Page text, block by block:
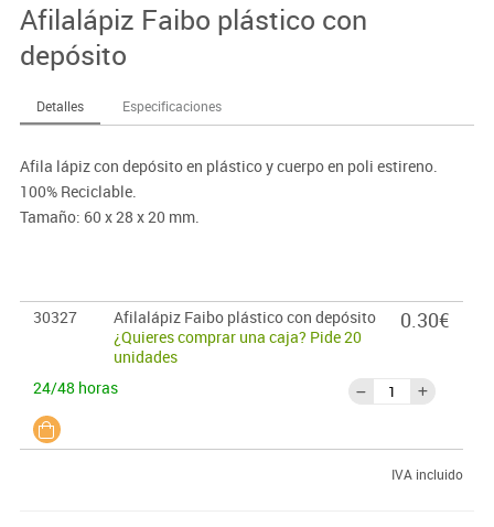
Afilalápiz Faibo plástico con
depósito
Detalles Especificaciones
Afila lápiz con depósito en plástico y cuerpo en poli estireno.
100% Reciclable.
Tamaño: 60 x 28 x 20 mm.
30327
Afilalápiz Faibo plástico con depósito
¿Quieres comprar una caja? Pide 20
unidades
24/48 horas
0.30€
IVA incluido